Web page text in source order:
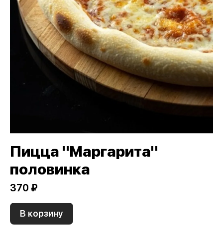
Пицца "Маргарита"
половинка
370 ₽
В корзину